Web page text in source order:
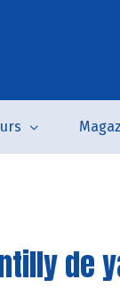
de